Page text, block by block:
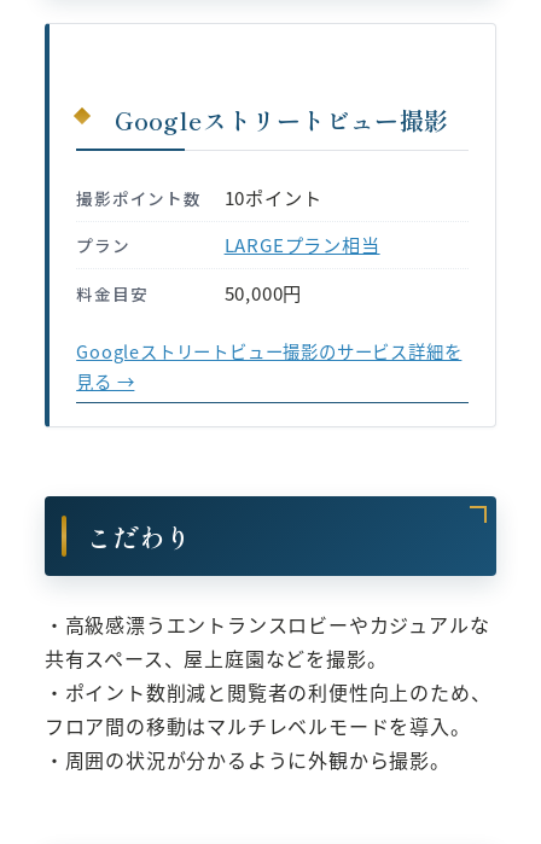
Googleストリートビュー撮影
撮影ポイント数 10ポイント
プラン LARGEプラン相当
料金目安 50,000円
Googleストリートビュー撮影のサービス詳細を
見る →
こだわり
・高級感漂うエントランスロビーやカジュアルな
共有スペース、屋上庭園などを撮影。
・ポイント数削減と閲覧者の利便性向上のため、
フロア間の移動はマルチレベルモードを導入。
・周囲の状況が分かるように外観から撮影。